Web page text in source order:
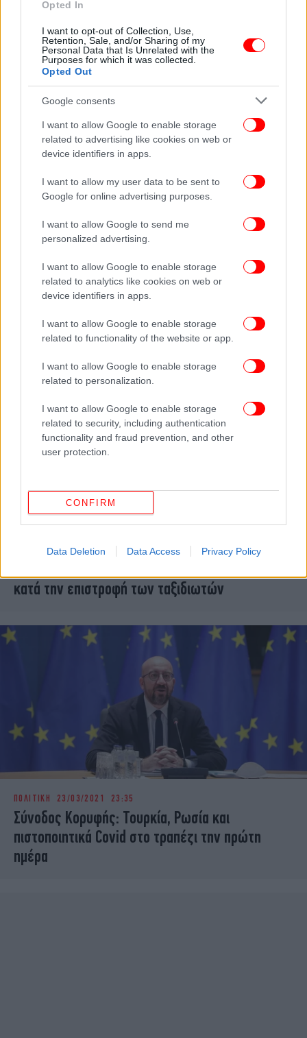
Opted In
I want to opt-out of Collection, Use,
Retention, Sale, and/or Sharing of my
Personal Data that Is Unrelated with the
Purposes for which it was collected.
Opted Out
Google consents
I want to allow Google to enable storage
related to advertising like cookies on web or
device identifiers in apps.
I want to allow my user data to be sent to
Google for online advertising purposes.
I want to allow Google to send me
personalized advertising.
I want to allow Google to enable storage
related to analytics like cookies on web or
device identifiers in apps.
I want to allow Google to enable storage
related to functionality of the website or app.
I want to allow Google to enable storage
related to personalization.
I want to allow Google to enable storage
related to security, including authentication
functionality and fraud prevention, and other
user protection.
CONFIRM
Data Deletion Data Access Privacy Policy
Σερβία-ΕΕ: Κοινή εκπροσώπηση Σερβίας,
Αλβανίας και Βόρειας Μακεδονίας στην Σύνοδο
ΕΕ -Δ.Βαλκανίων
ΟΙΚΟΝΟΜΙΑ 30/05/2022 10:58
Reuters: Αυτό είναι το προσχέδιο για εμπάργκο
στο ρωσικό πετρέλαιο -Η σύνοδος της ΕΕ θα
συμφωνήσει... στα μισά
Μητσοτάκης: Απρόσκοπτη μετακίνηση το
κατά την επιστροφή των ταξιδιωτών
ΠΟΛΙΤΙΚΗ 23/03/2021 23:35
Σύνοδος Κορυφής: Τουρκία, Ρωσία και
πιστοποιητικά Covid στο τραπέζι την πρώτη
ημέρα